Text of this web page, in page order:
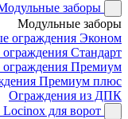
заборы
Модульные заборы
ограждения Эконом
Стандарт
Премиум
Премиум плюс
Ограждения из ДПК
для ворот